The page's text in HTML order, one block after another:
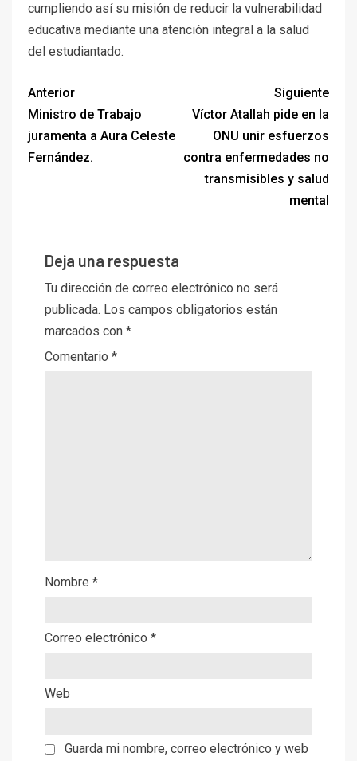
cumpliendo así su misión de reducir la vulnerabilidad
educativa mediante una atención integral a la salud
del estudiantado.
Anterior
Ministro de Trabajo
juramenta a Aura Celeste
Fernández.
Siguiente
Víctor Atallah pide en la
ONU unir esfuerzos
contra enfermedades no
transmisibles y salud
mental
Deja una respuesta
Tu dirección de correo electrónico no será
publicada. Los campos obligatorios están
marcados con *
Comentario *
Nombre *
Correo electrónico *
Web
Guarda mi nombre, correo electrónico y web